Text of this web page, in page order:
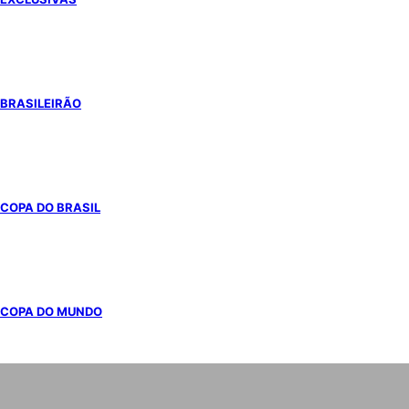
BRASILEIRÃO
COPA DO BRASIL
COPA DO MUNDO